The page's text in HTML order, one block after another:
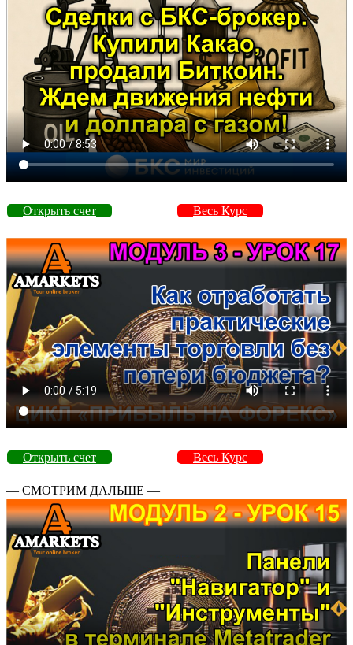
Открыть счет Весь Курс
Открыть счет Весь Курс
— СМОТРИМ ДАЛЬШЕ —